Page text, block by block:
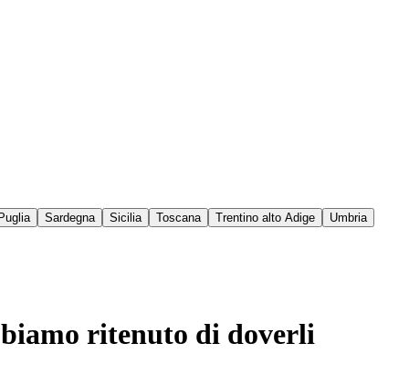
Puglia Sardegna Sicilia Toscana Trentino alto Adige
Umbria
ritenuto di doverli